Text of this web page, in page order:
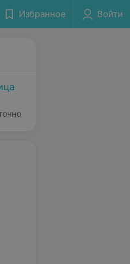
Избранное Войти